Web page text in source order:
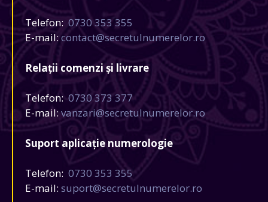
Telefon: 0730 353 355
E-mail:contact@secretulnumerelor.ro
Relații comenzi și livrare
Telefon: 0730 373 377
E-mail:vanzari@secretulnumerelor.ro
Suport aplicație numerologie
Telefon: 0730 353 355
E-mail: suport@secretulnumerelor.ro